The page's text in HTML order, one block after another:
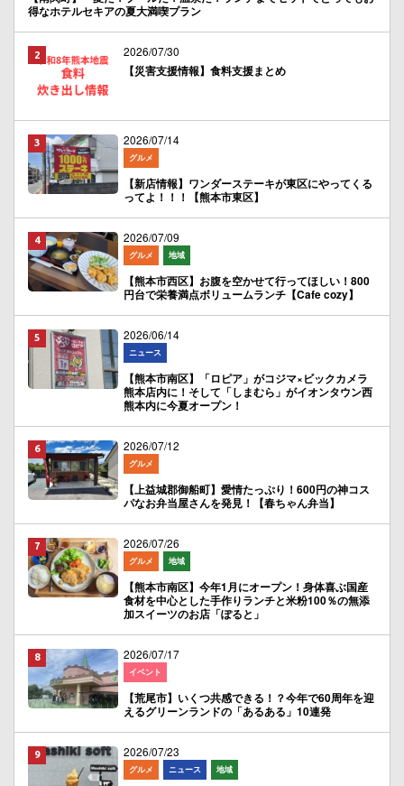
得なホテルセキアの夏大満喫プラン
2026/07/30
【災害支援情報】食料支援まとめ
2026/07/14
グルメ
【新店情報】ワンダーステーキが東区にやってくる
ってよ！！！【熊本市東区】
2026/07/09
グルメ 地域
【熊本市西区】お腹を空かせて行ってほしい！800
円台で栄養満点ボリュームランチ【Cafe cozy】
2026/06/14
ニュース
【熊本市南区】「ロピア」がコジマ×ビックカメラ
熊本店内に！そして「しまむら」がイオンタウン西
熊本内に今夏オープン！
2026/07/12
グルメ
【上益城郡御船町】愛情たっぷり！600円の神コス
パなお弁当屋さんを発見！【春ちゃん弁当】
2026/07/26
グルメ 地域
【熊本市南区】今年1月にオープン！身体喜ぶ国産
食材を中心とした手作りランチと米粉100％の無添
加スイーツのお店「ぽると」
2026/07/17
イベント
【荒尾市】いくつ共感できる！？今年で60周年を迎
えるグリーンランドの「あるある」10連発
2026/07/23
グルメ ニュース 地域